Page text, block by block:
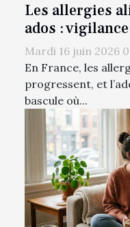
Les allergies
ados :
Mardi 16 juin 2026
En France, les
progressent, et
bascule où...